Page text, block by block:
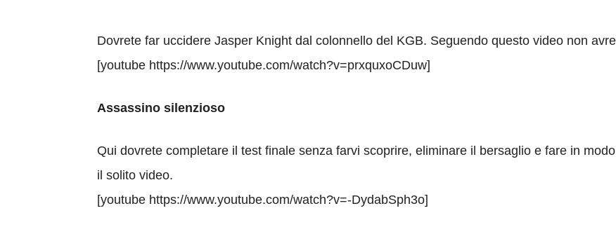
Dovrete far uccidere Jasper Knight dal colonnello del KGB. Seguendo questo video non
[youtube https://www.youtube.com/watch?v=prxquxoCDuw]
Assassino silenzioso
Qui dovrete completare il test finale senza farvi scoprire, eliminare il bersaglio e fare in
il solito video.
[youtube https://www.youtube.com/watch?v=-DydabSph3o]